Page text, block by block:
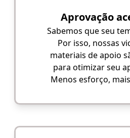
Aprovação
Sabemos que seu
Por isso, nossas
materiais de apoio
para otimizar seu
Menos esforço,